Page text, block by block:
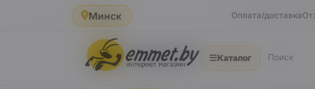
Минск Оплата/доставка
Каталог